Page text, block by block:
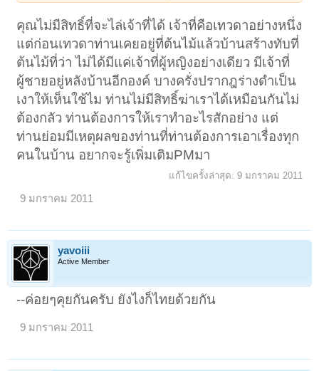
เห็นพี่ผมบอกว่าตอนไฟไหม้เค้าออกมายืนหน้าบ้านพอมองเข้าไปเห็นเงาผู้
หญิงยืนยิ้มอยู่ เหมือนกำลังสะใจ
ผมอยากไล่เค้าออกไปมาก ช่วยหน่อยคับ แรงจิงๆ
คุณไม่มีสิทธิ์ที่จะไล่เจ้าที่ได้ เจ้าที่คือเทวดาอย่างหนึ่ง
แต่ก่อนเทวดาท่านเคยอยู่ที่ต้นไม้แล้วบ้านสร้างทับที่
ต้นไม้ที่ว่า ไม่ได้มีแค่เจ้าที่ผู้หญิงอย่างเดียว มีเจ้าที่
ผู้ชายอยู่หลังบ้านอีกองค์ บางครั่งปรากฎร่างดำเป็น
เงาให้เห็นใช้ไม ท่านไม่มีสิทธิ์ฆ่าเราได้เหมือนกันไม่
ต้องกลัว ท่านต้องการให้เราทำอะไรสักอย่าง แต่
ท่านย่อมมีเหตุผลของท่านที่ท่านต้องการเอาเรื่องทุก
คนในบ้าน อยากจะรู้เพิ่มเติมPMมา
แก้ไขครั้งล่าสุด: 9 มกราคม 2011
9 มกราคม 2011
yavoiii
Active Member
--ค่อยๆคุยกันครับ ยังไงก็ไทยด้วยกัน
9 มกราคม 2011